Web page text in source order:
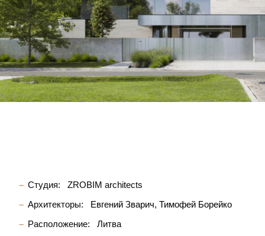
Студия:
ZROBIM architects
Архитекторы:
Евгений Зварич Тимофей Борейко
Расположение:
Литва